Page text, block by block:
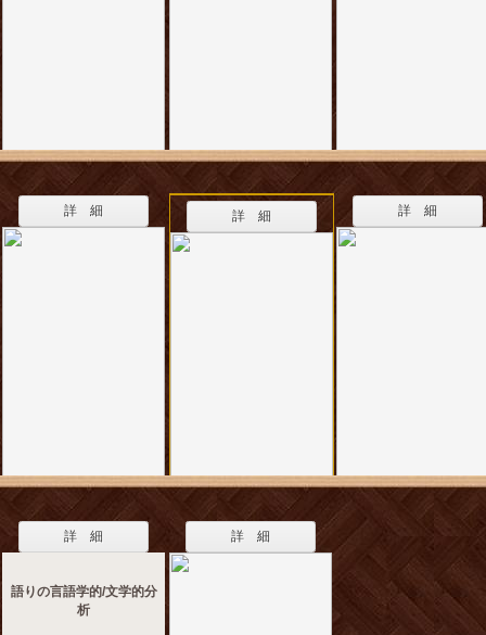
詳 細 詳 細 詳 細
詳 細
語りの言語学的/文学的分
析
詳 細